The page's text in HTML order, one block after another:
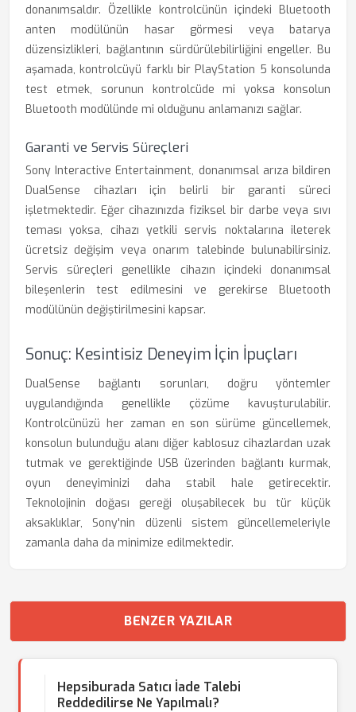
donanımsaldır. Özellikle kontrolcünün içindeki Bluetooth
anten modülünün hasar görmesi veya batarya
düzensizlikleri, bağlantının sürdürülebilirliğini engeller. Bu
aşamada, kontrolcüyü farklı bir PlayStation 5 konsolunda
test etmek, sorunun kontrolcüde mi yoksa konsolun
Bluetooth modülünde mi olduğunu anlamanızı sağlar.
Garanti ve Servis Süreçleri
Sony Interactive Entertainment, donanımsal arıza bildiren
DualSense cihazları için belirli bir garanti süreci
işletmektedir. Eğer cihazınızda fiziksel bir darbe veya sıvı
teması yoksa, cihazı yetkili servis noktalarına ileterek
ücretsiz değişim veya onarım talebinde bulunabilirsiniz.
Servis süreçleri genellikle cihazın içindeki donanımsal
bileşenlerin test edilmesini ve gerekirse Bluetooth
modülünün değiştirilmesini kapsar.
Sonuç: Kesintisiz Deneyim İçin İpuçları
DualSense bağlantı sorunları, doğru yöntemler
uygulandığında genellikle çözüme kavuşturulabilir.
Kontrolcünüzü her zaman en son sürüme güncellemek,
konsolun bulunduğu alanı diğer kablosuz cihazlardan uzak
tutmak ve gerektiğinde USB üzerinden bağlantı kurmak,
oyun deneyiminizi daha stabil hale getirecektir.
Teknolojinin doğası gereği oluşabilecek bu tür küçük
aksaklıklar, Sony'nin düzenli sistem güncellemeleriyle
zamanla daha da minimize edilmektedir.
BENZER YAZILAR
Hepsiburada Satıcı İade Talebi
Reddedilirse Ne Yapılmalı?